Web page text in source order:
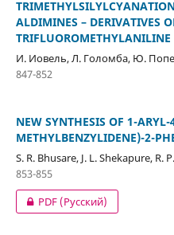
ALDIMINES – DERIVATIVES
TRIFLUOROMETHYLANILINE
И. Иовель, Л. Голомба, Ю.
847-852
NEW SYNTHESIS OF 1-
METHYLBENZYLIDENE)-2-
S. R. Bhusare, J. L. Shekapure, R.
853-855
PDF (Русский)